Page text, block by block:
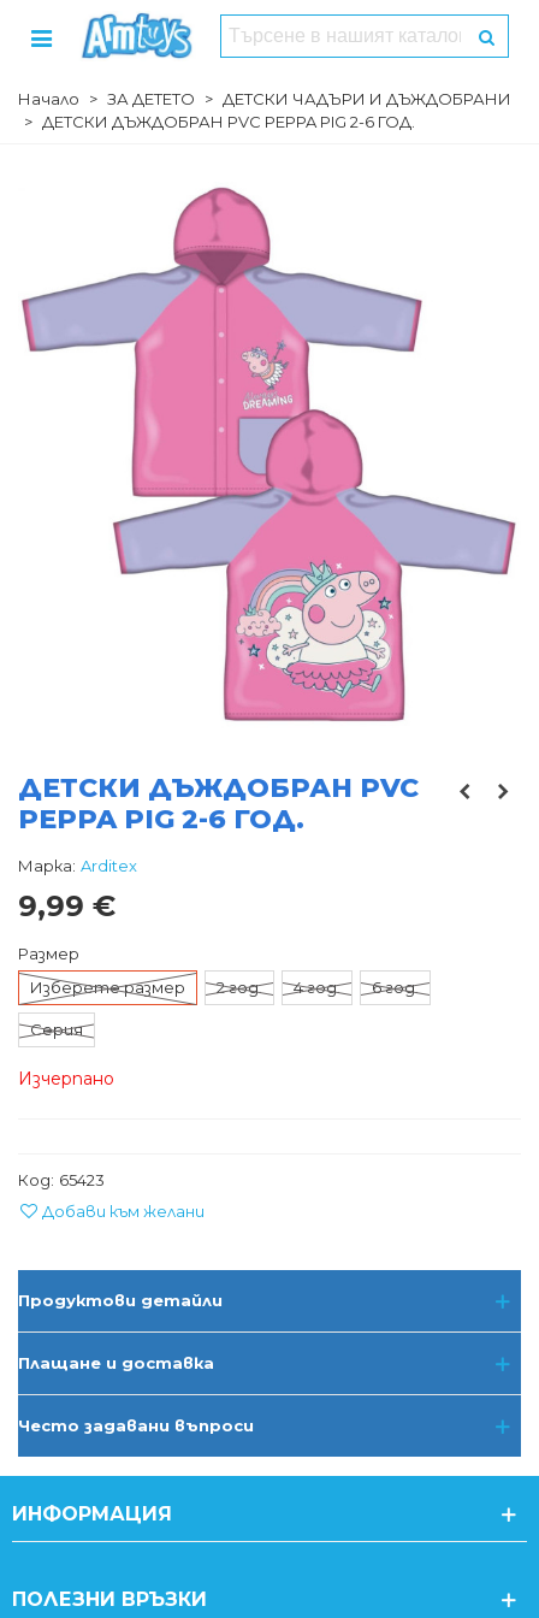
Начало > ЗА ДЕТЕТО > ДЕТСКИ ЧАДЪРИ И ДЪЖДОБРАНИ
> ДЕТСКИ ДЪЖДОБРАН PVC PEPPA PIG 2-6 ГОД.
ДЕТСКИ ДЪЖДОБРАН PVC
PEPPA PIG 2-6 ГОД.
Марка: Arditex
9,99 €
Размер
Изберете размер
2 год. 4 год. 6 год.
Серия
Изчерпано
Код: 65423
Добави към желани
Продуктови детайли
Плащане и доставка
Често задавани въпроси
ИНФОРМАЦИЯ
ПОЛЕЗНИ ВРЪЗКИ